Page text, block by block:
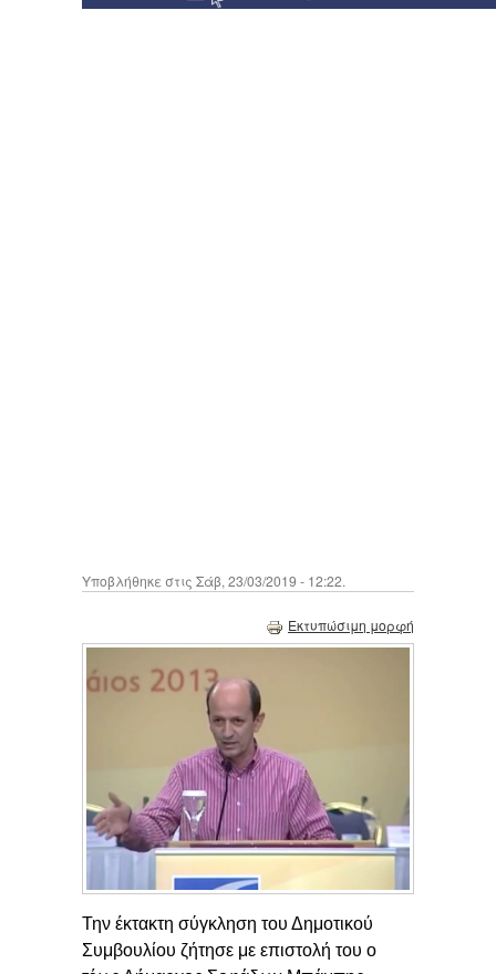
Υποβλήθηκε στις Σάβ, 23/03/2019 - 12:22.
Εκτυπώσιμη μορφή
Την έκτακτη σύγκληση του Δημοτικού
Συμβουλίου ζήτησε με επιστολή του ο